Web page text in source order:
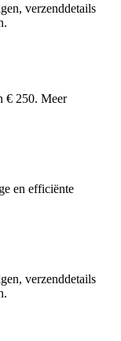
verzenddetails
€ 250. Meer
en efficiënte
verzenddetails